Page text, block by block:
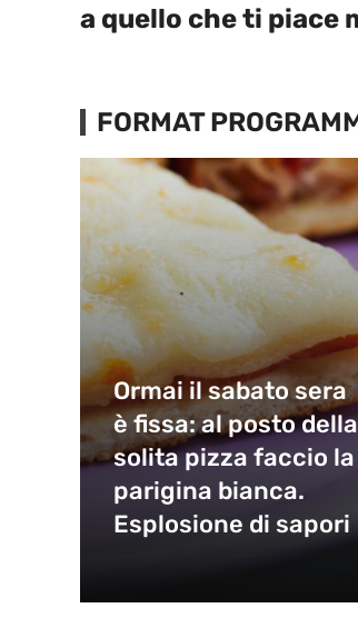
a quello che ti piace
FORMAT
Ormai il sabato sera
è fissa: al posto della
solita pizza faccio la
parigina bianca.
Esplosione di sapori